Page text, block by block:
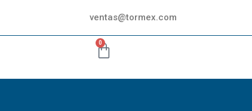
ventas@tormex.com
0